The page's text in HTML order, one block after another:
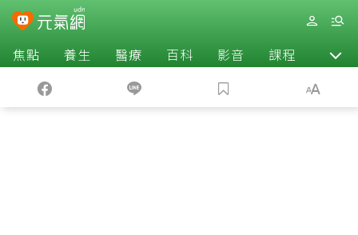
焦點 養生 醫療 百科 影音 課程 退休